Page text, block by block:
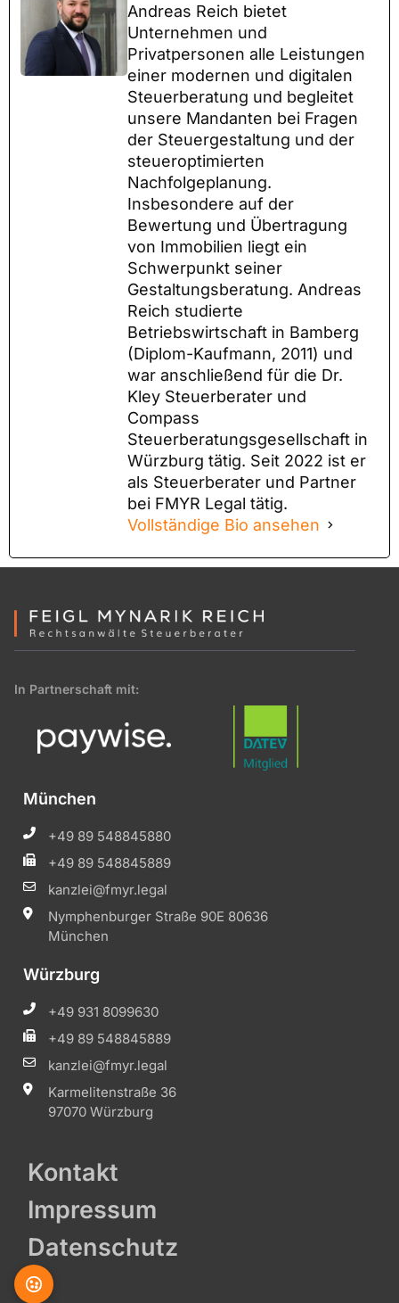
Andreas Reich bietet
Unternehmen und
Privatpersonen alle Leistungen
einer modernen und digitalen
Steuerberatung und begleitet
unsere Mandanten bei Fragen
der Steuergestaltung und der
steueroptimierten
Nachfolgeplanung.
Insbesondere auf der
Bewertung und Übertragung
von Immobilien liegt ein
Schwerpunkt seiner
Gestaltungsberatung. Andreas
Reich studierte
Betriebswirtschaft in Bamberg
(Diplom-Kaufmann, 2011) und
war anschließend für die Dr.
Kley Steuerberater und
Compass
Steuerberatungsgesellschaft in
Würzburg tätig. Seit 2022 ist er
als Steuerberater und Partner
bei FMYR Legal tätig.
Vollständige Bio ansehen
In Partnerschaft mit:
München
+49 89 548845880
+49 89 548845889
kanzlei@fmyr.legal
Nymphenburger Straße 90E 80636
München
Würzburg
+49 931 8099630
+49 89 548845889
kanzlei@fmyr.legal
Karmelitenstraße 36
97070 Würzburg
Kontakt
Impressum
Datenschutz